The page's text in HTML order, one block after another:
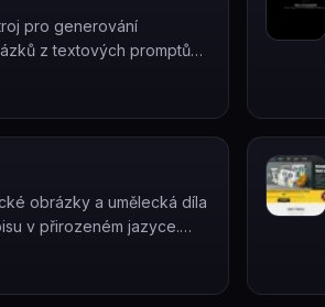
pro generování
z textových promptů
obrázky a umělecká díla
v přirozeném jazyce.
koncepty, atributy a styly.